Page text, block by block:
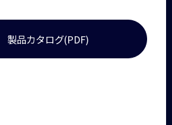
製品カタログ(PDF)